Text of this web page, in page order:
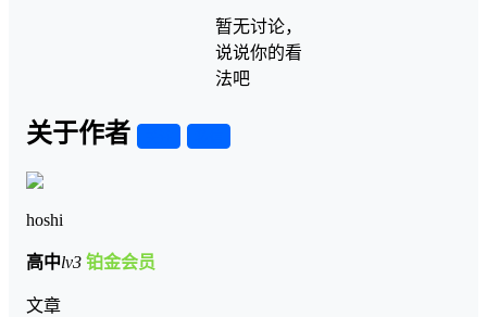
暂无讨论，
说说你的看
法吧
关于作者
hoshi
高中lv3 铂金会员
文章